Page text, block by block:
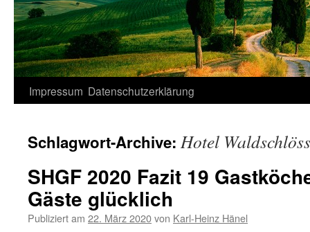
Zum
springen
Impressum Datenschutzerklärung
Schlagwort-Archive: Hotel
SHGF 2020 Fazit 19
Gäste glücklich
Publiziert am 22. März 2020von Karl-Heinz Hänel